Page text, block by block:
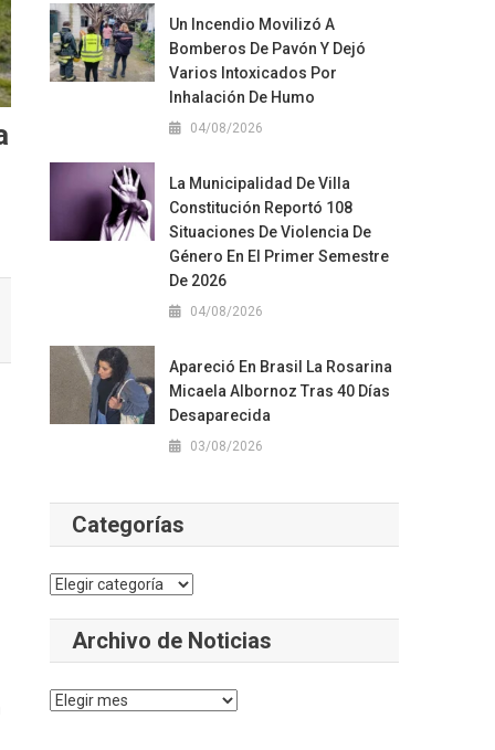
Un Incendio Movilizó A
Bomberos De Pavón Y Dejó
Varios Intoxicados Por
Inhalación De Humo
04/08/2026
La Municipalidad De Villa
Constitución Reportó 108
Situaciones De Violencia De
Género En El Primer Semestre
De 2026
04/08/2026
Apareció En Brasil La Rosarina
Micaela Albornoz Tras 40 Días
Desaparecida
03/08/2026
Categorías
Categorías
Archivo de Noticias
Archivo